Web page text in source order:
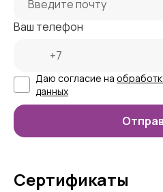
Ваш телефон
Даю согласие на
данных
Сертификаты